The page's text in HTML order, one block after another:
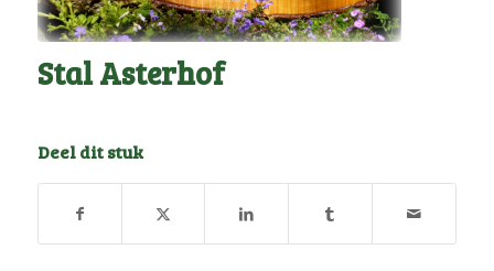
Stal Asterhof
Deel dit stuk